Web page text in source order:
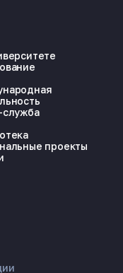
КГЭУ
служба
проекты